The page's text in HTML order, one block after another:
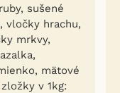
sušené
vločky hrachu,
mrkvy,
mätové
v 1kg: